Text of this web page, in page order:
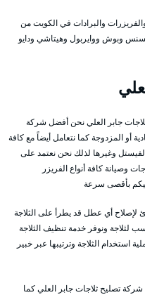
والبرادات في الكويت من
وبوش ووايربول وهيتاشي ودايو
جابر العلي نحن أفضل شركة
أو المزدوجة كما نتعامل أيضاً مع كافة
وغيرها لذلك نحن نعتمد على
وصيانة كافة أنواع الفريزر
بأقصى سرعة
لإصلاح أي عطل قد يطرأ على الثلاجة
لثلاجة ونوفر خدمة تنظيف الثلاجة
استخدام الثلاجة وترتيبها عبر خبير
تصليح ثلاجات جابر العلي كما